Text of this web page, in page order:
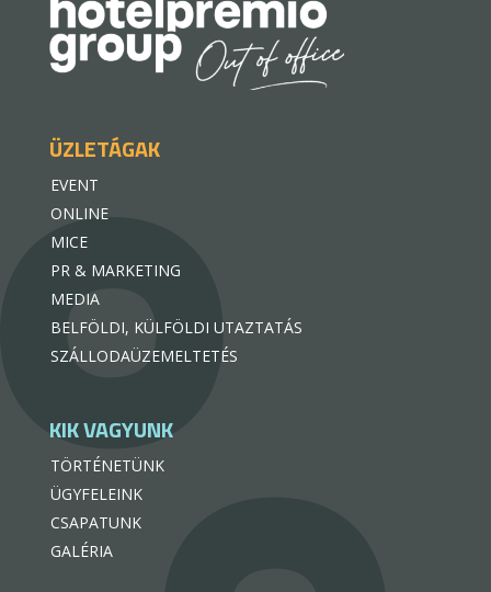
ÜZLETÁGAK
EVENT
ONLINE
MICE
PR & MARKETING
MEDIA
BELFÖLDI, KÜLFÖLDI UTAZTATÁS
SZÁLLODAÜZEMELTETÉS
KIK VAGYUNK
TÖRTÉNETÜNK
ÜGYFELEINK
CSAPATUNK
GALÉRIA